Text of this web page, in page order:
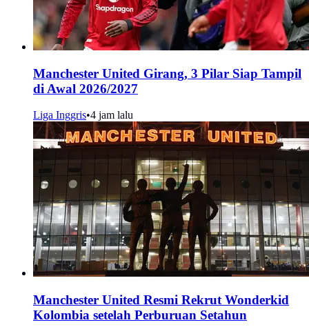
Manchester United Girang, 3 Pilar Siap Tampil
di Awal 2026/2027
Liga Inggris•4 jam lalu
Manchester United Resmi Rekrut Wonderkid
Kolombia setelah Perburuan Setahun